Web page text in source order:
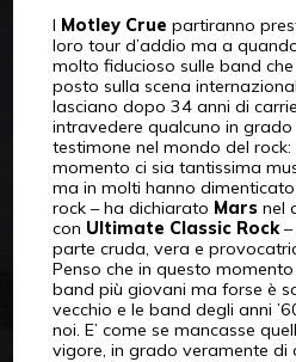
I Motley Crue partiranno
loro tour d’addio ma a
molto fiducioso sulle band
posto sulla scena
lasciano dopo 34 anni di
intravedere qualcuno in
testimone nel mondo del rock:
momento ci sia tantissima
ma in molti hanno
rock – ha dichiarato Marsnel
con Ultimate Classic Rock–
parte cruda, vera e
Penso che in questo
band più giovani ma forse è
vecchio e le band degli anni
noi. E’ come se mancasse
vigore, in grado veramente di